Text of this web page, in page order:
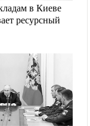
в Киеве
ресурсный